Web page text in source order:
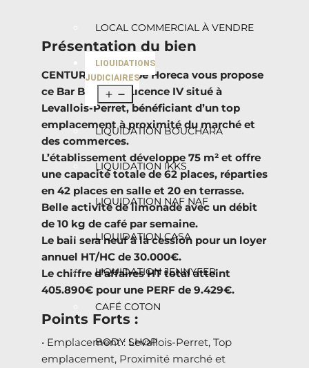
LOCAL COMMERCIAL À VENDRE
LIQUIDATIONS
JUDICIAIRES
LIQUIDATION BOUCHARA
LIQUIDATION IKKS
LIQUIDATION NAF NAF
LIQUIDATION CASA
LIQUIDATION JENNYFER
CAFÉ COTON
BODY SHOP
Présentation du bien
CENTURY 21 Groupe Horeca vous propose
ce Bar Brasserie Licence IV situé à
Levallois-Perret, bénéficiant d’un top
emplacement à proximité du marché et
des commerces.
L’établissement développe 75 m² et offre
une capacité totale de 62 places, réparties
en 42 places en salle et 20 en terrasse.
Belle activité de limonade avec un débit
de 10 kg de café par semaine.
Le bail sera neuf à la cession pour un loyer
annuel HT/HC de 30.000€.
Le chiffre d’affaires HT total atteint
405.890€ pour une PERF de 9.429€.
Points Forts :
• Emplacement : Levallois-Perret, Top
emplacement, Proximité marché et